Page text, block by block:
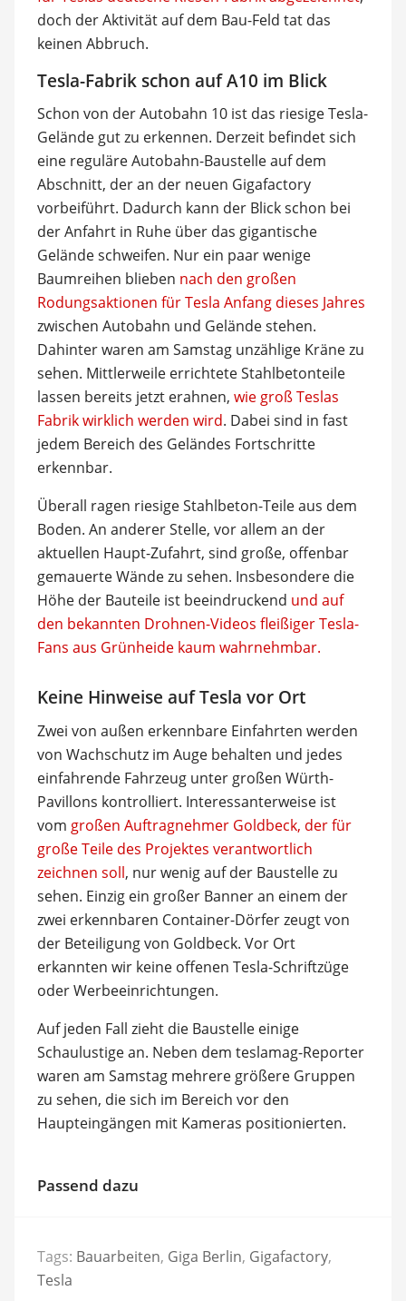
doch der Aktivität auf dem Bau-Feld tat das
keinen Abbruch.
Tesla-Fabrik schon auf A10 im Blick
Schon von der Autobahn 10 ist das riesige Tesla-
Gelände gut zu erkennen. Derzeit befindet sich
eine reguläre Autobahn-Baustelle auf dem
Abschnitt, der an der neuen Gigafactory
vorbeiführt. Dadurch kann der Blick schon bei
der Anfahrt in Ruhe über das gigantische
Gelände schweifen. Nur ein paar wenige
Baumreihen blieben nach den großen
Rodungsaktionen für Tesla Anfang dieses Jahres
zwischen Autobahn und Gelände stehen.
Dahinter waren am Samstag unzählige Kräne zu
sehen. Mittlerweile errichtete Stahlbetonteile
lassen bereits jetzt erahnen, wie groß Teslas
Fabrik wirklich werden wird. Dabei sind in fast
jedem Bereich des Geländes Fortschritte
erkennbar.
Überall ragen riesige Stahlbeton-Teile aus dem
Boden. An anderer Stelle, vor allem an der
aktuellen Haupt-Zufahrt, sind große, offenbar
gemauerte Wände zu sehen. Insbesondere die
Höhe der Bauteile ist beeindruckend und auf
den bekannten Drohnen-Videos fleißiger Tesla-
Fans aus Grünheide kaum wahrnehmbar.
Keine Hinweise auf Tesla vor Ort
Zwei von außen erkennbare Einfahrten werden
von Wachschutz im Auge behalten und jedes
einfahrende Fahrzeug unter großen Würth-
Pavillons kontrolliert. Interessanterweise ist
vom großen Auftragnehmer Goldbeck, der für
große Teile des Projektes verantwortlich
zeichnen soll, nur wenig auf der Baustelle zu
sehen. Einzig ein großer Banner an einem der
zwei erkennbaren Container-Dörfer zeugt von
der Beteiligung von Goldbeck. Vor Ort
erkannten wir keine offenen Tesla-Schriftzüge
oder Werbeeinrichtungen.
Auf jeden Fall zieht die Baustelle einige
Schaulustige an. Neben dem teslamag-Reporter
waren am Samstag mehrere größere Gruppen
zu sehen, die sich im Bereich vor den
Haupteingängen mit Kameras positionierten.
Passend dazu
Tags: Bauarbeiten, Giga Berlin, Gigafactory,
Tesla